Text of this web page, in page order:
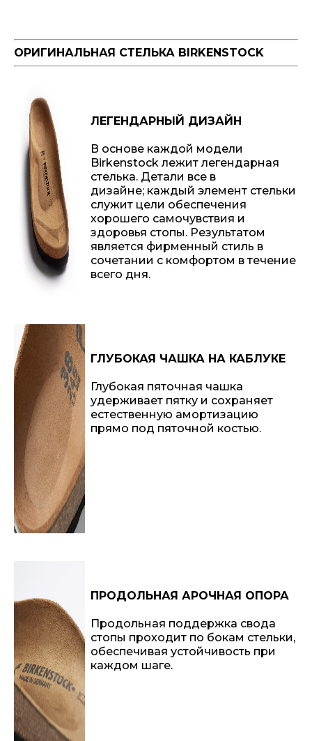
ОРИГИНАЛЬНАЯ СТЕЛЬКА BIRKENSTOCK
ЛЕГЕНДАРНЫЙ ДИЗАЙН
В основе каждой модели
Birkenstock лежит легендарная
стелька. Детали все в
дизайне; каждый элемент стельки
служит цели обеспечения
хорошего самочувствия и
здоровья стопы. Результатом
является фирменный стиль в
сочетании с комфортом в течение
всего дня.
ГЛУБОКАЯ ЧАШКА НА КАБЛУКЕ
Глубокая пяточная чашка
удерживает пятку и сохраняет
естественную амортизацию
прямо под пяточной костью.
ПРОДОЛЬНАЯ АРОЧНАЯ ОПОРА
Продольная поддержка свода
стопы проходит по бокам стельки,
обеспечивая устойчивость при
каждом шаге.